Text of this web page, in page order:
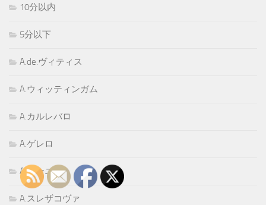
10分以内
5分以下
A.de.ヴィティス
A.ウィッティンガム
A.カルレバロ
A.ゲレロ
A.ゴーニ
A.スレザコヴァ